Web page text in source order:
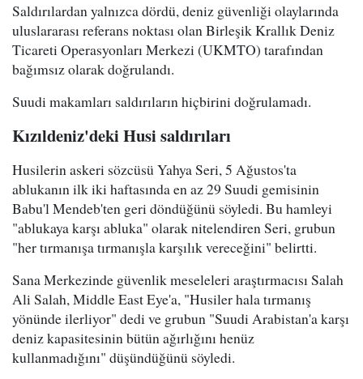
Saldırılardan yalnızca dördü, deniz güvenliği olaylarında
uluslararası referans noktası olan Birleşik Krallık Deniz
Ticareti Operasyonları Merkezi (UKMTO) tarafından
bağımsız olarak doğrulandı.
Suudi makamları saldırıların hiçbirini doğrulamadı.
Kızıldeniz'deki Husi saldırıları
Husilerin askeri sözcüsü Yahya Seri, 5 Ağustos'ta
ablukanın ilk iki haftasında en az 29 Suudi gemisinin
Babu'l Mendeb'ten geri döndüğünü söyledi. Bu hamleyi
"ablukaya karşı abluka" olarak nitelendiren Seri, grubun
"her tırmanışa tırmanışla karşılık vereceğini" belirtti.
Sana Merkezinde güvenlik meseleleri araştırmacısı Salah
Ali Salah, Middle East Eye'a, "Husiler hala tırmanış
yönünde ilerliyor" dedi ve grubun "Suudi Arabistan'a karşı
deniz kapasitesinin bütün ağırlığını henüz
kullanmadığını" düşündüğünü söyledi.